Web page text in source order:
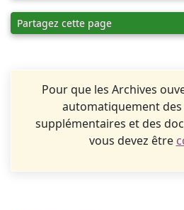
Partagez cette page
Pour que les Archives
automatiquement
supplémentaires et des
vous devez être